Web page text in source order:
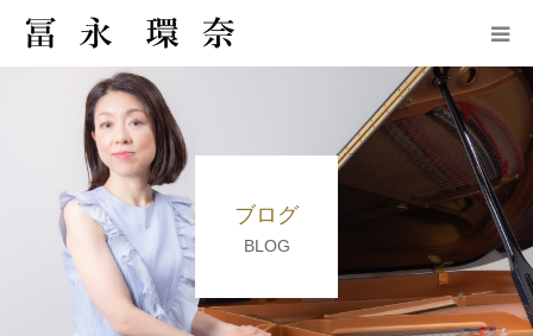
ブログ
BLOG
プロフィール・実績
対面レッスン内容
レッスンスタジオ
受講生の声